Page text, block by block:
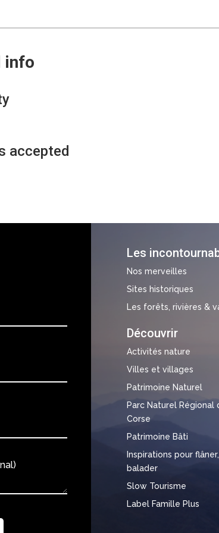
info
accepted
Les
Nos merveilles
Sites historiques
Les forêts, rivières &
Découvrir
Activités nature
Villes et villages
Patrimoine Naturel
Parc Naturel Régional
Corse
Patrimoine Bâti
Inspirations pour
balader
Slow Tourisme
Label Famille Plus